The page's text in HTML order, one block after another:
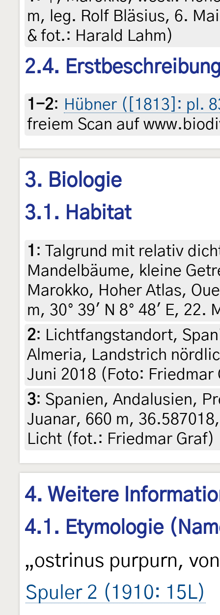
m, leg. Rolf Bläsius, 6.
& fot.: Harald Lahm)
2.4.
1-2: Hübner ([1813]: pl.
freiem Scan auf
3. Biologie
3.1. Habitat
1 : Talgrund mit relativ
Mandelbäume, kleine
Marokko, Hoher Atlas,
m, 30° 39' N 8° 48' E, 22.
2: Lichtfangstandort,
Almeria, Landstrich
Juni 2018 (Foto: Friedmar
3: Spanien, Andalusien,
Juanar, 660 m,
Licht (fot.: Friedmar Graf)
4. Weitere
4.1. Etymologie
„ostrinus purpurn,
Spuler 2 (1910: 15L)